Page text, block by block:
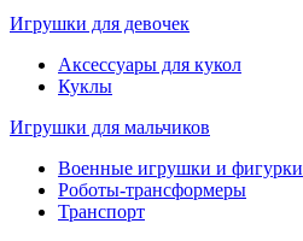
Игрушки для девочек
Аксессуары для кукол
Куклы
Игрушки для мальчиков
Военные игрушки и фигурки
Роботы-трансформеры
Транспорт